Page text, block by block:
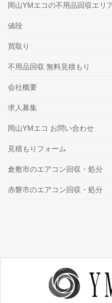
岡山YMエコの不用品回収エリ
値段
買取り
不用品回収 無料見積もり
会社概要
求人募集
岡山YMエコ お問い合わせ
見積もりフォーム
倉敷市のエアコン回収・処分
赤磐市のエアコン回収・処分